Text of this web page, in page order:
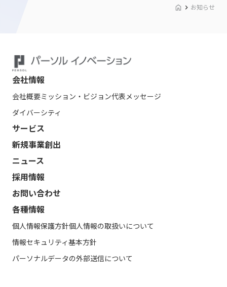
お知らせ
会社情報
会社概要ミッション・ビジョン代表メッセージ
ダイバーシティ
サービス
新規事業創出
ニュース
採用情報
お問い合わせ
各種情報
個人情報保護方針個人情報の取扱いについて
情報セキュリティ基本方針
パーソナルデータの外部送信について